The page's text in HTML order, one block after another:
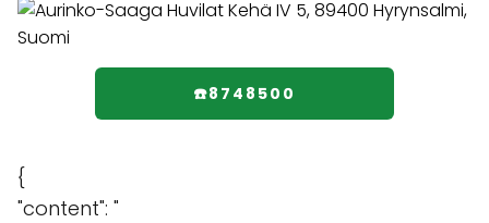
☎️8748500
{
"content": "